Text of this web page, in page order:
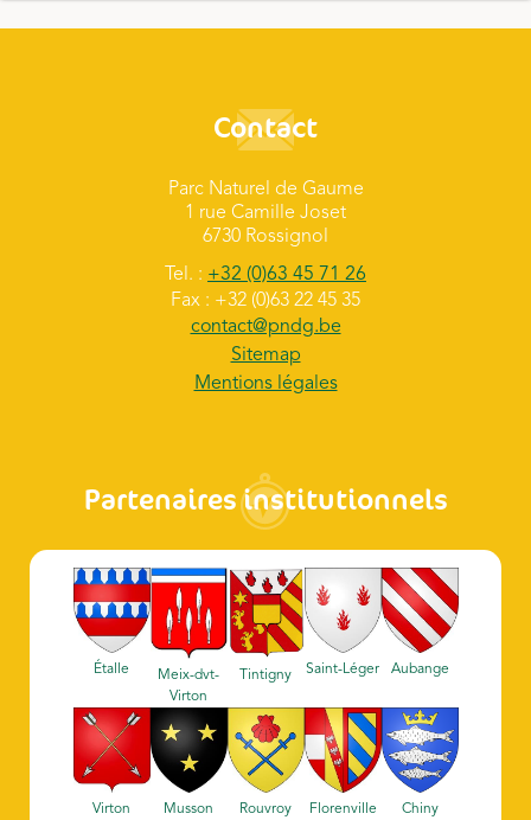
Contact
Parc Naturel de Gaume
1 rue Camille Joset
6730 Rossignol
Tel. : +32 (0)63 45 71 26
Fax : +32 (0)63 22 45 35
contact@pndg.be
Sitemap
Mentions légales
Partenaires institutionnels
Étalle
Meix-dvt-
Virton
Tintigny Saint-Léger Aubange
Virton Musson Rouvroy Florenville Chiny